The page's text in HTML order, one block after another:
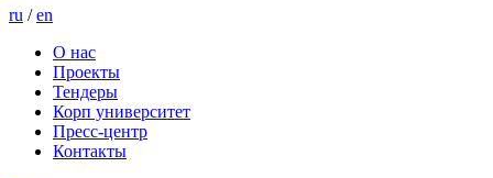
ru / en
О нас
Проекты
Тендеры
Корп университет
Пресс-центр
Контакты